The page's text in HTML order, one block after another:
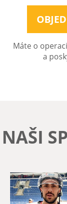
Máte o
a
NAŠI